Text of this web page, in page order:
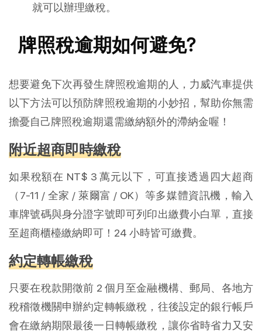
就可以辦理繳稅。
牌照稅逾期如何避免?
想要避免下次再發生牌照稅逾期的人，力威汽車提供
以下方法可以預防牌照稅逾期的小妙招，幫助你無需
擔憂自己牌照稅逾期還需繳納額外的滯納金喔！
附近超商即時繳稅
如果稅額在 NT$ 3 萬元以下，可直接透過四大超商
（7-11 / 全家 / 萊爾富 / OK）等多媒體資訊機，輸入
車牌號碼與身分證字號即可列印出繳費小白單，直接
至超商櫃檯繳納即可！24 小時皆可繳費。
約定轉帳繳稅
只要在稅款開徵前 2 個月至金融機構、郵局、各地方
稅稽徵機關申辦約定轉帳繳稅，往後設定的銀行帳戶
會在繳納期限最後一日轉帳繳稅，讓你省時省力又安